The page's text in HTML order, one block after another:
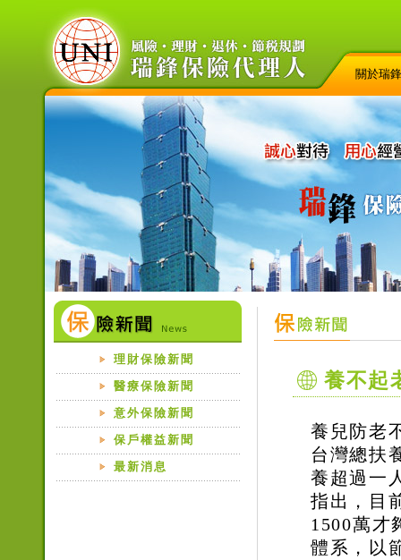
關於瑞鋒
理財保險新聞
醫療保險新聞
意外保險新聞
保戶權益新聞
最新消息
養不起
養兒防老
台灣總扶
養超過一
指出，目
1500萬才
體系，以